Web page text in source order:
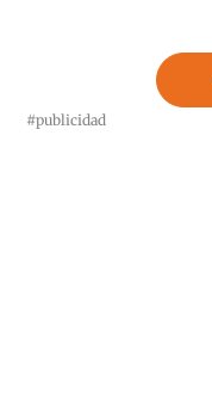
#publicidad